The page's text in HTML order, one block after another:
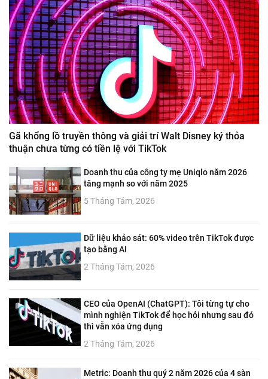
Gã khổng lồ truyền thông và giải trí Walt Disney ký thỏa
thuận chưa từng có tiền lệ với TikTok
Doanh thu của công ty mẹ Uniqlo năm 2026
tăng mạnh so với năm 2025
5 Tháng Tám, 2026
Dữ liệu khảo sát: 60% video trên TikTok được
tạo bằng AI
2 Tháng Tám, 2026
CEO của OpenAI (ChatGPT): Tôi từng tự cho
mình nghiện TikTok để học hỏi nhưng sau đó
thì vẫn xóa ứng dụng
2 Tháng Tám, 2026
Metric: Doanh thu quý 2 năm 2026 của 4 sàn